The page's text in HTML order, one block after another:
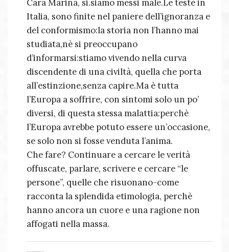
Cara Marina, si.siamo messi male.Le teste in
Italia, sono finite nel paniere dell’ignoranza e
del conformismo:la storia non l’hanno mai
studiata,nè si preoccupano
d’informarsi:stiamo vivendo nella curva
discendente di una civiltà, quella che porta
all’estinzione,senza capire.Ma è tutta
l’Europa a soffrire, con sintomi solo un po’
diversi, di questa stessa malattia:perchè
l’Europa avrebbe potuto essere un’occasione,
se solo non si fosse venduta l’anima.
Che fare? Continuare a cercare le verità
offuscate, parlare, scrivere e cercare “le
persone”, quelle che risuonano-come
racconta la splendida etimologia, perchè
hanno ancora un cuore e una ragione non
affogati nella massa.